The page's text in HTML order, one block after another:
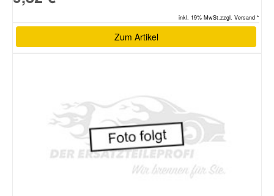
inkl. 19% MwSt.zzgl. Versand *
Zum Artikel